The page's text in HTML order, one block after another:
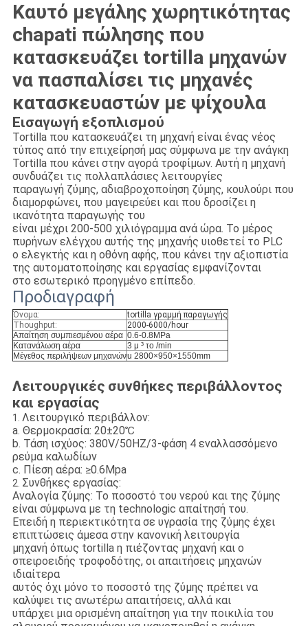
Καυτό μεγάλης χωρητικότητας
chapati πώλησης που
κατασκευάζει tortilla μηχανών
να πασπαλίσει τις μηχανές
κατασκευαστών με ψίχουλα
Εισαγωγή εξοπλισμού
Tortilla που κατασκευάζει τη μηχανή είναι ένας νέος
τύπος από την επιχείρησή μας σύμφωνα με την ανάγκη
Tortilla που κάνει στην αγορά τροφίμων. Αυτή η μηχανή
συνδυάζει τις πολλαπλάσιες λειτουργίες
παραγωγή ζύμης, αδιαβροχοποίηση ζύμης, κουλούρι που
διαμορφώνει, που μαγειρεύει και που δροσίζει η
ικανότητα παραγωγής του
είναι μέχρι 200-500 χιλιόγραμμα ανά ώρα. Το μέρος
πυρήνων ελέγχου αυτής της μηχανής υιοθετεί το PLC
ο ελεγκτής και η οθόνη αφής, που κάνει την αξιοπιστία
της αυτοματοποίησης και εργασίας εμφανίζονται
στο εσωτερικό προηγμένο επίπεδο.
Προδιαγραφή
Όνομα:
tortilla γραμμή παραγωγής
Thoughput:
2000-6000/hour
Απαίτηση συμπιεσμένου αέρα 0.6-0.8MPa
Κατανάλωση αέρα
3 μ ³ το /min
Μέγεθος περιλήψεων μηχανώνu 2800×950×1550mm
Λειτουργικές συνθήκες περιβάλλοντος
και εργασίας
1. Λειτουργικό περιβάλλον:
a. Θερμοκρασία: 20±20℃
b. Τάση ισχύος: 380V/50HZ/3-φάση 4 εναλλασσόμενο
ρεύμα καλωδίων
c. Πίεση αέρα: ≥0.6Mpa
2. Συνθήκες εργασίας:
Αναλογία ζύμης: Το ποσοστό του νερού και της ζύμης
είναι σύμφωνα με τη technologic απαίτησή του.
Επειδή η περιεκτικότητα σε υγρασία της ζύμης έχει
επιπτώσεις άμεσα στην κανονική λειτουργία
μηχανή όπως tortilla η πιέζοντας μηχανή και ο
σπειροειδής τροφοδότης, οι απαιτήσεις μηχανών
ιδιαίτερα
αυτός όχι μόνο το ποσοστό της ζύμης πρέπει να
καλύψει τις ανωτέρω απαιτήσεις, αλλά και
υπάρχει μια ορισμένη απαίτηση για την ποικιλία του